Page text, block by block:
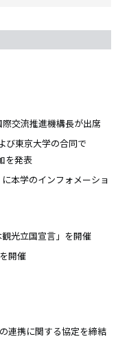
交流推進機構長が出席
び東京大学の合同で
を発表
本学のインフォメーショ
光立国宣言」を開催
開催
連携に関する協定を締結